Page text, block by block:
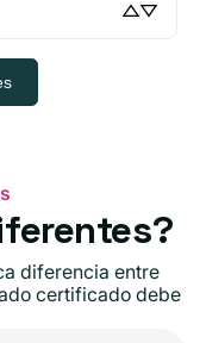
diferencia entre
certificado debe